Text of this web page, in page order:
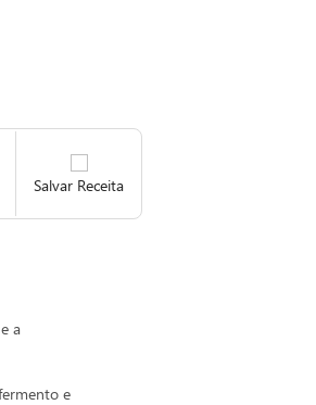
Salvar Receita
a
e